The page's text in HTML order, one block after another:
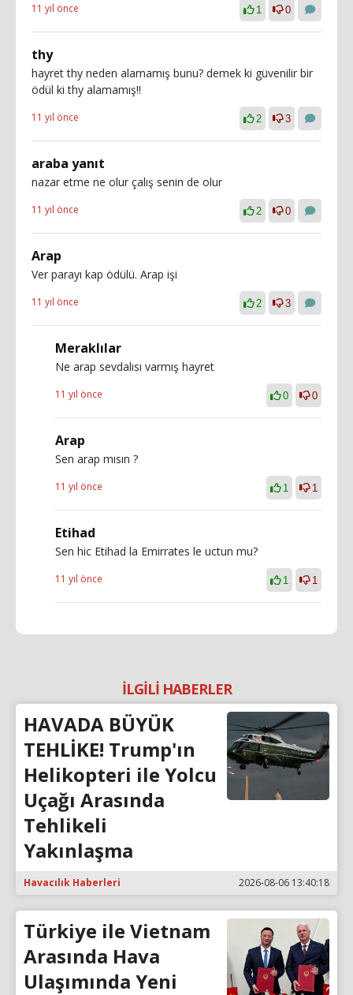
11 yıl önce 1 0
thy
hayret thy neden alamamış bunu? demek ki güvenilir bir
ödül ki thy alamamış!!
11 yıl önce 2 3
araba yanıt
nazar etme ne olur çalış senin de olur
11 yıl önce 2 0
Arap
Ver parayı kap ödülü. Arap işi
11 yıl önce 2 3
Meraklılar
Ne arap sevdalısı varmış hayret
11 yıl önce 0 0
Arap
Sen arap mısın ?
11 yıl önce 1 1
Etihad
Sen hic Etihad la Emirrates le uctun mu?
11 yıl önce 1 1
İLGİLİ HABERLER
HAVADA BÜYÜK
TEHLİKE! Trump'ın
Helikopteri ile Yolcu
Uçağı Arasında
Tehlikeli
Yakınlaşma
Havacılık Haberleri 2026-08-06 13:40:18
Türkiye ile Vietnam
Arasında Hava
Ulaşımında Yeni